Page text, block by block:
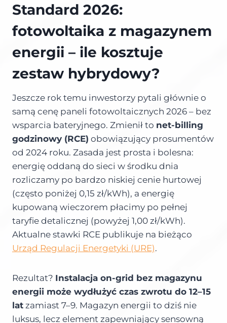
Standard 2026:
fotowoltaika z magazynem
energii – ile kosztuje
zestaw hybrydowy?
Jeszcze rok temu inwestorzy pytali głównie o
samą cenę paneli fotowoltaicznych 2026 – bez
wsparcia bateryjnego. Zmienił to net-billing
godzinowy (RCE) obowiązujący prosumentów
od 2024 roku. Zasada jest prosta i bolesna:
energię oddaną do sieci w środku dnia
rozliczamy po bardzo niskiej cenie hurtowej
(często poniżej 0,15 zł/kWh), a energię
kupowaną wieczorem płacimy po pełnej
taryfie detalicznej (powyżej 1,00 zł/kWh).
Aktualne stawki RCE publikuje na bieżąco
Urząd Regulacji Energetyki (URE).
Rezultat? Instalacja on-grid bez magazynu
energii może wydłużyć czas zwrotu do 12–15
lat zamiast 7–9. Magazyn energii to dziś nie
luksus, lecz element zapewniający sensowną